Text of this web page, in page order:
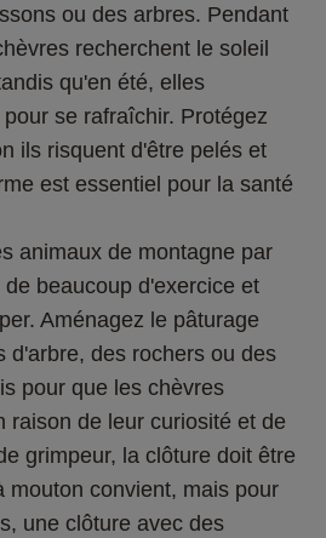
ou des arbres. Pendant
recherchent le soleil
qu'en été, elles
se rafraîchir. Protégez
ils risquent d'être pelés et
est essentiel pour la santé
animaux de montagne par
beaucoup d'exercice et
Aménagez le pâturage
d'arbre, des rochers ou des
pour que les chèvres
raison de leur curiosité et de
grimpeur, la clôture doit être
mouton convient, mais pour
une clôture avec des